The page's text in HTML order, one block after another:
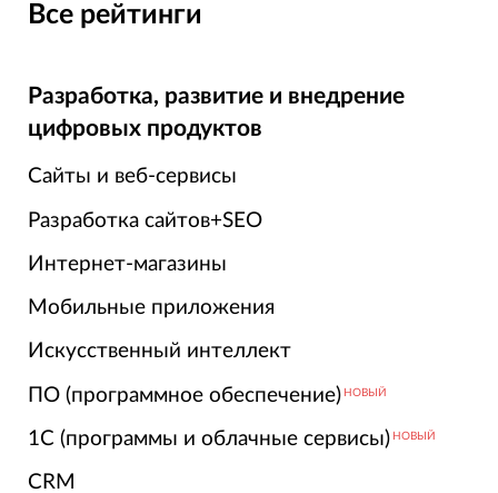
Все рейтинги
Разработка, развитие и внедрение
цифровых продуктов
Сайты и веб-сервисы
Разработка сайтов+SEO
Интернет-магазины
Мобильные приложения
Искусственный интеллект
ПО (программное обеспечение) НОВЫЙ
1С (программы и облачные сервисы) НОВЫЙ
CRM